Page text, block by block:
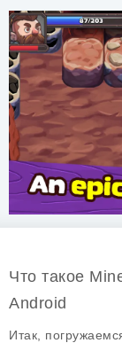
Что такое
Android
Итак,